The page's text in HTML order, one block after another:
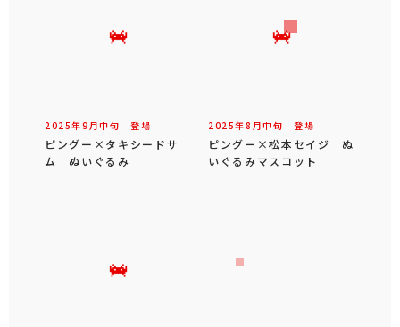
2025年9 月中旬 登場
ピングー×タキシードサ
ム ぬいぐるみ
2025年8 月中旬 登場
ピングー×松本セイジ ぬ
いぐるみマスコット